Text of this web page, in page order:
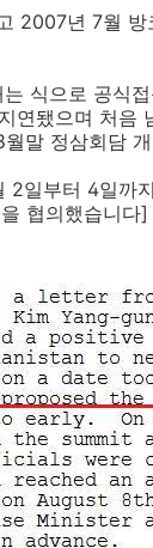
2007년 7월
식으로 공식
연됐으며 처음
말 정삼회담
일부터 4일까
협의했습니다]